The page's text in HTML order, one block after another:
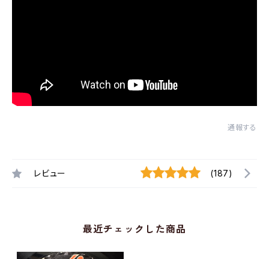
通報する
レビュー (187)
最近チェックした商品